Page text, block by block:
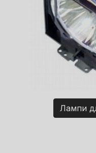
Лампи